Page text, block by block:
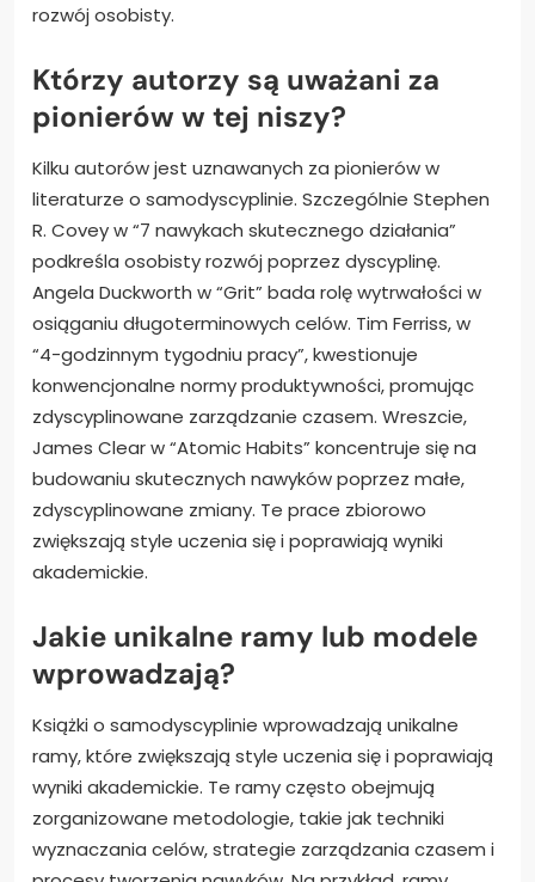
rozwój osobisty.
Którzy autorzy są uważani za
pionierów w tej niszy?
Kilku autorów jest uznawanych za pionierów w
literaturze o samodyscyplinie. Szczególnie Stephen
R. Covey w “7 nawykach skutecznego działania”
podkreśla osobisty rozwój poprzez dyscyplinę.
Angela Duckworth w “Grit” bada rolę wytrwałości w
osiąganiu długoterminowych celów. Tim Ferriss, w
“4-godzinnym tygodniu pracy”, kwestionuje
konwencjonalne normy produktywności, promując
zdyscyplinowane zarządzanie czasem. Wreszcie,
James Clear w “Atomic Habits” koncentruje się na
budowaniu skutecznych nawyków poprzez małe,
zdyscyplinowane zmiany. Te prace zbiorowo
zwiększają style uczenia się i poprawiają wyniki
akademickie.
Jakie unikalne ramy lub modele
wprowadzają?
Książki o samodyscyplinie wprowadzają unikalne
ramy, które zwiększają style uczenia się i poprawiają
wyniki akademickie. Te ramy często obejmują
zorganizowane metodologie, takie jak techniki
wyznaczania celów, strategie zarządzania czasem i